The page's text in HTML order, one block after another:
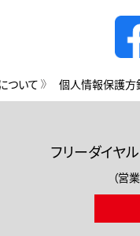
ついて 個人情報保護方
フリーダイヤル
（営